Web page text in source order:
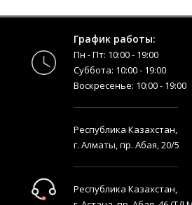
График работы:
Пн - Пт: 10:00 - 19:00
Суббота: 10:00 - 19:00
Воскресенье: 10:00 - 19:00
Республика Казахстан,
г. Алматы, пр. Абая, 20/5
Республика Казахстан,